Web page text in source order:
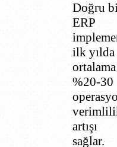
Doğru
ERP
ilk yılda
ortalama
%20-30
artışı
sağlar.